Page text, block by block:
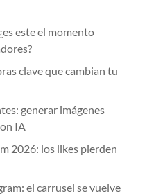
este el momento
clave que cambian tu
generar imágenes
IA
2026: los likes pierden
el carrusel se vuelve